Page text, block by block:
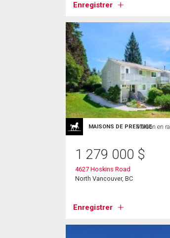
Enregistrer
MAISONS DE PRESTIGE
Maison en
1 279 000 $
4627 Hoskins Road
North Vancouver, BC
Enregistrer